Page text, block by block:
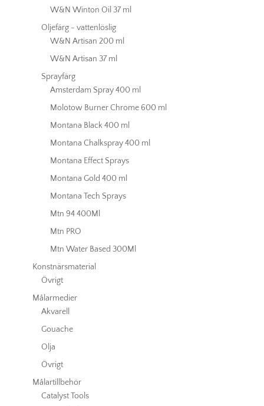
W&N Winton Oil 37 ml
Oljefärg - vattenlöslig
W&N Artisan 200 ml
W&N Artisan 37 ml
Sprayfärg
Amsterdam Spray 400 ml
Molotow Burner Chrome 600 ml
Montana Black 400 ml
Montana Chalkspray 400 ml
Montana Effect Sprays
Montana Gold 400 ml
Montana Tech Sprays
Mtn 94 400Ml
Mtn PRO
Mtn Water Based 300Ml
Konstnärsmaterial
Övrigt
Målarmedier
Akvarell
Gouache
Olja
Övrigt
Målartillbehör
Catalyst Tools